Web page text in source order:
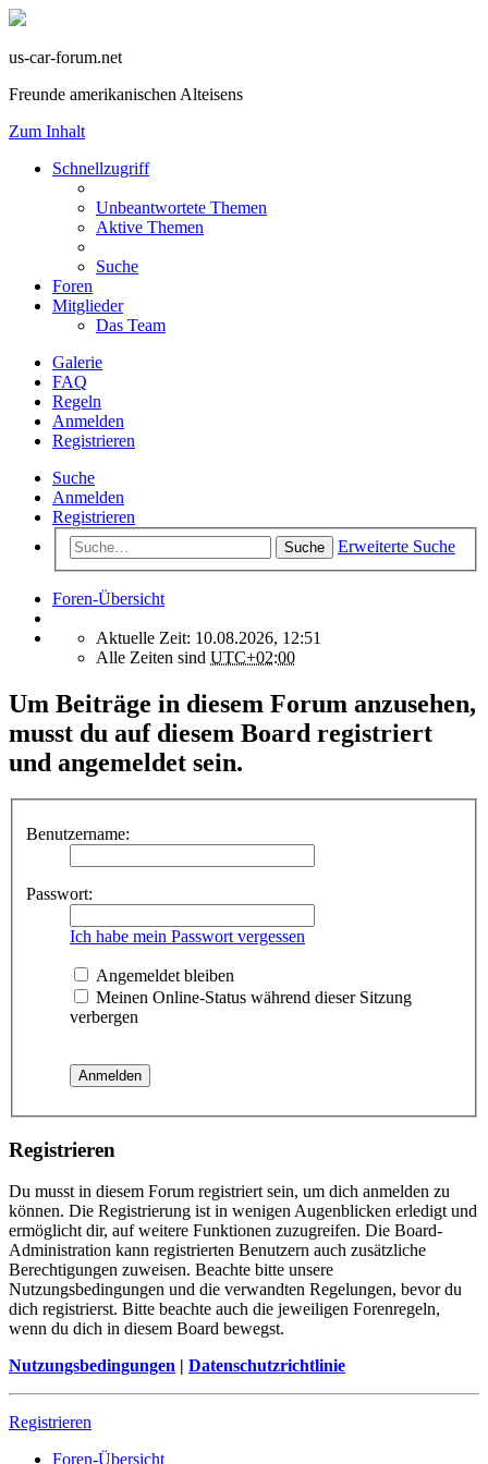
us-car-forum.net
Freunde amerikanischen Alteisens
Zum Inhalt
Schnellzugriff
Unbeantwortete Themen
Aktive Themen
Suche
Foren
Mitglieder
Das Team
Galerie
FAQ
Regeln
Anmelden
Registrieren
Suche
Anmelden
Registrieren
Suche Erweiterte Suche
Foren-Übersicht
Aktuelle Zeit: 10.08.2026, 12:51
Alle Zeiten sind UTC+02:00
Um Beiträge in diesem Forum anzusehen,
musst du auf diesem Board registriert
und angemeldet sein.
Benutzername:
Passwort:
Ich habe mein Passwort vergessen
Angemeldet bleiben
Meinen Online-Status während dieser Sitzung
verbergen
Registrieren
Du musst in diesem Forum registriert sein, um dich anmelden zu
können. Die Registrierung ist in wenigen Augenblicken erledigt und
ermöglicht dir, auf weitere Funktionen zuzugreifen. Die Board-
Administration kann registrierten Benutzern auch zusätzliche
Berechtigungen zuweisen. Beachte bitte unsere
Nutzungsbedingungen und die verwandten Regelungen, bevor du
dich registrierst. Bitte beachte auch die jeweiligen Forenregeln,
wenn du dich in diesem Board bewegst.
Nutzungsbedingungen | Datenschutzrichtlinie
Registrieren
Foren-Übersicht